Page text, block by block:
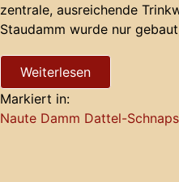
zentrale, ausreichende
Staudamm wurde nur
Weiterlesen
Markiert in:
Naute Damm Dattel-Schnaps